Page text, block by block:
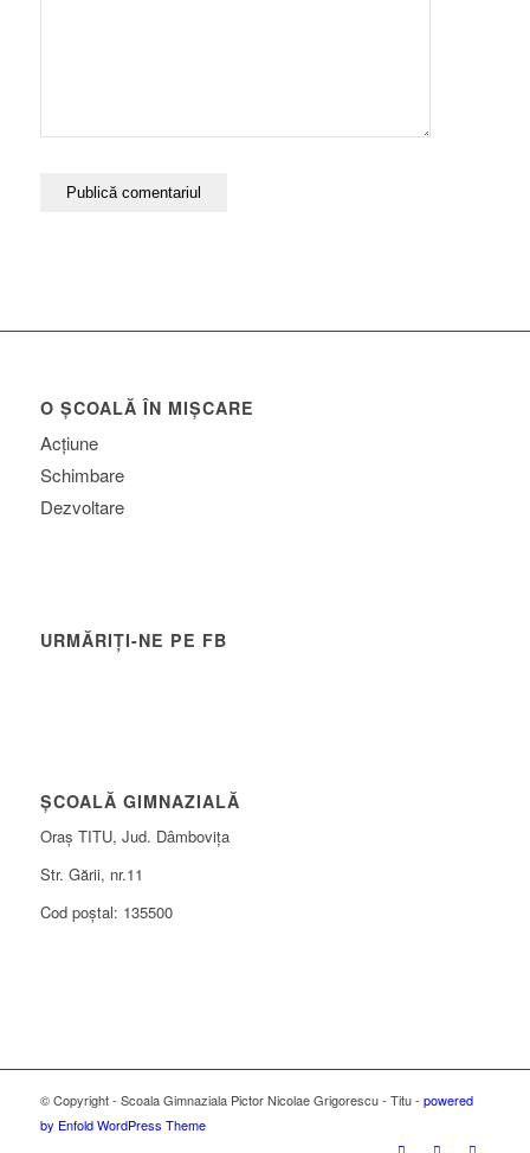
O ȘCOALĂ ÎN MIȘCARE
Acțiune
Schimbare
Dezvoltare
URMĂRIȚI-NE PE FB
ȘCOALĂ GIMNAZIALĂ
Oraș TITU, Jud. Dâmbovița
Str. Gării, nr.11
Cod poștal: 135500
© Copyright - Scoala Gimnaziala Pictor Nicolae Grigorescu - Titu - powered
by Enfold WordPress Theme